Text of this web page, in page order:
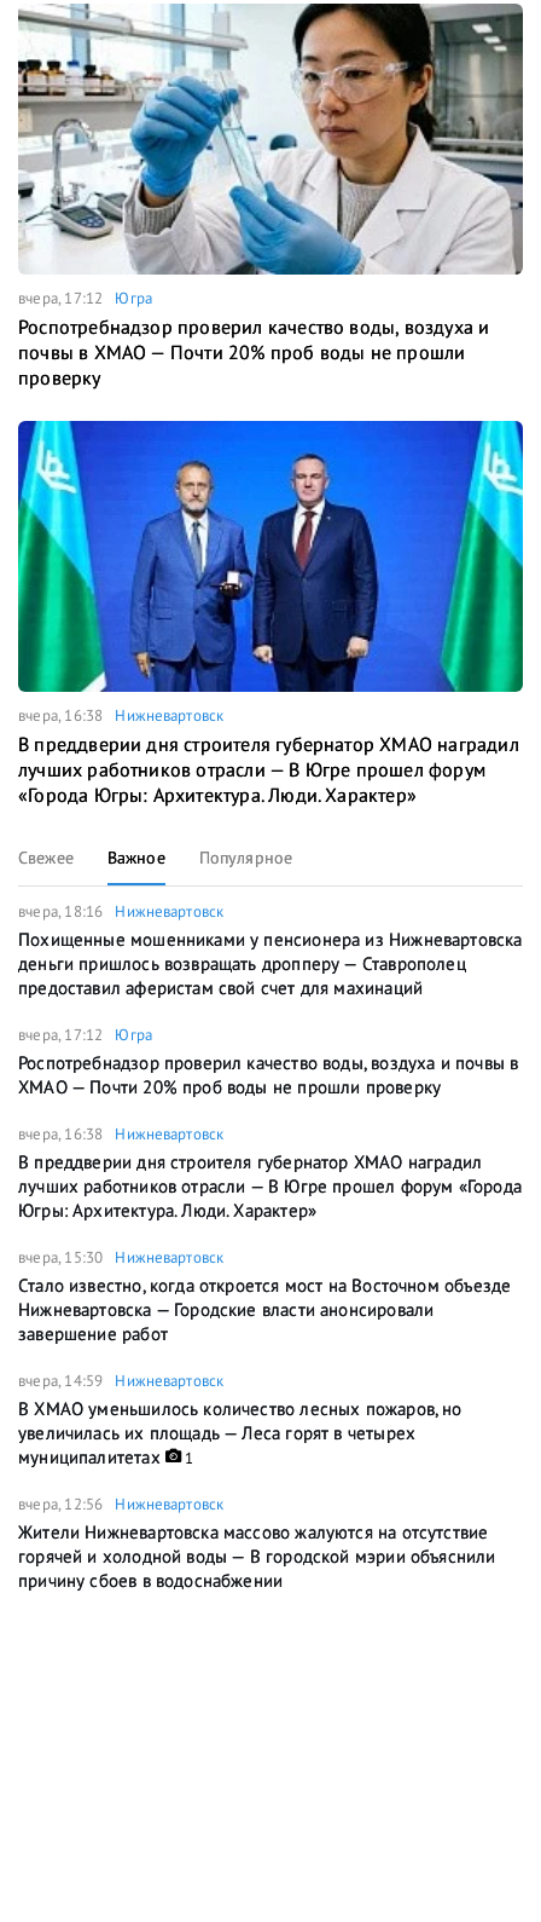
вчера, 17:12 Югра
Роспотребнадзор проверил качество воды, воздуха и
почвы в ХМАО — Почти 20% проб воды не прошли
проверку
вчера, 16:38 Нижневартовск
В преддверии дня строителя губернатор ХМАО наградил
лучших работников отрасли — В Югре прошел форум
«Города Югры: Архитектура. Люди. Характер»
Свежее Важное Популярное
вчера, 18:16 Нижневартовск
Похищенные мошенниками у пенсионера из Нижневартовска
деньги пришлось возвращать дропперу — Ставрополец
предоставил аферистам свой счет для махинаций
вчера, 17:12 Югра
Роспотребнадзор проверил качество воды, воздуха и почвы в
ХМАО — Почти 20% проб воды не прошли проверку
вчера, 16:38 Нижневартовск
В преддверии дня строителя губернатор ХМАО наградил
лучших работников отрасли — В Югре прошел форум «Города
Югры: Архитектура. Люди. Характер»
вчера, 15:30 Нижневартовск
Стало известно, когда откроется мост на Восточном объезде
Нижневартовска — Городские власти анонсировали
завершение работ
вчера, 14:59 Нижневартовск
В ХМАО уменьшилось количество лесных пожаров, но
увеличилась их площадь — Леса горят в четырех
муниципалитетах
1
вчера, 12:56 Нижневартовск
Жители Нижневартовска массово жалуются на отсутствие
горячей и холодной воды — В городской мэрии объяснили
причину сбоев в водоснабжении